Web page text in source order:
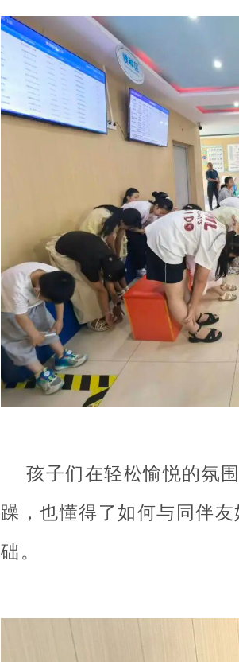
孩子们在轻松愉悦的氛
躁，也懂得了如何与同伴
础。